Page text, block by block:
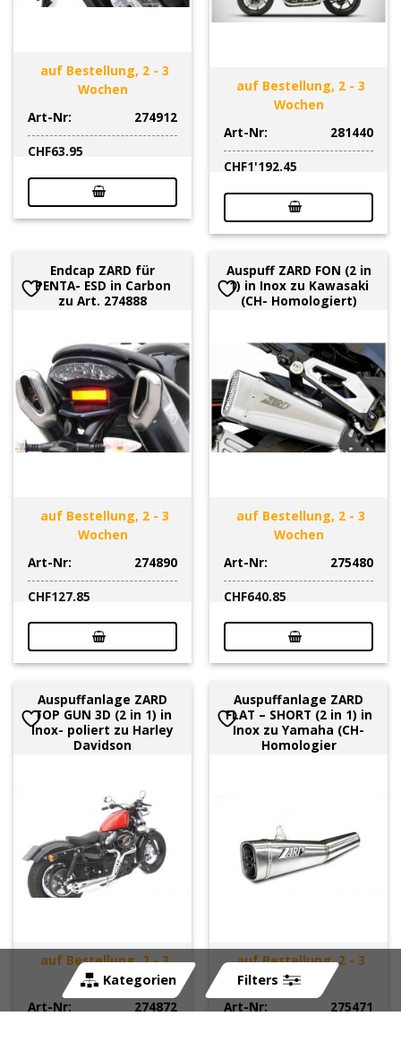
Kategorien Filters
auf Bestellung, 2 - 3
Wochen
Art-Nr:
274912
CHF63.95
auf Bestellung, 2 - 3
Wochen
Art-Nr:
281440
CHF1'192.45
Endcap ZARD für
PENTA- ESD in Carbon
zu Art. 274888
auf Bestellung, 2 - 3
Wochen
Art-Nr:
274890
CHF127.85
Auspuff ZARD FON (2 in
1) in Inox zu Kawasaki
(CH- Homologiert)
auf Bestellung, 2 - 3
Wochen
Art-Nr:
275480
CHF640.85
Auspuffanlage ZARD
TOP GUN 3D (2 in 1) in
Inox- poliert zu Harley
Davidson
auf Bestellung, 2 - 3
Wochen
Art-Nr:
274872
Auspuffanlage ZARD
FLAT – SHORT (2 in 1) in
Inox zu Yamaha (CH-
Homologier
auf Bestellung, 2 - 3
Wochen
Art-Nr:
275471